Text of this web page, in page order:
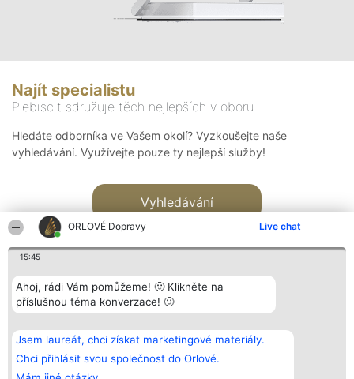
ORLOVÉ Dopravy Live chat
15:45
Ahoj, rádi Vám pomůžeme! 🙂 Klikněte na
příslušnou téma konverzace! 🙂
Jsem laureát, chci získat marketingové materiály.
Chci přihlásit svou společnost do Orlové.
Najít specialistu
Plebiscit sdružuje těch nejlepších v oboru
Hledáte odborníka ve Vašem okolí? Vyzkoušejte naše
vyhledávání. Využívejte pouze ty nejlepší služby!
Vyhledávání
Bright Side Solutions sp. z o.
o. sp. k.
ul. Ruska 22
Wrocław 50-079
KRS 0000749100 | Regon
Vítězové
Seznam všech
laureátů
Zásady
Kontakt